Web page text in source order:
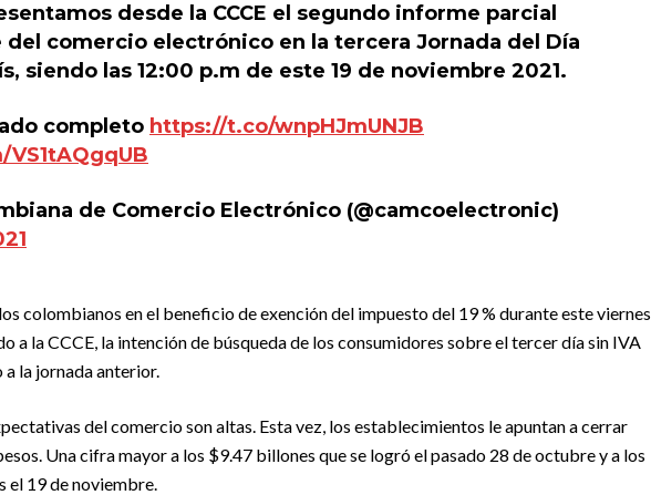
desde la CCCE el segundo informe parcial
del comercio electrónico en la tercera Jornada del Día
siendo las 12:00 p.m de este 19 de noviembre 2021.
completo https://t.co/wnpHJmUNJB
de Comercio Electrónico (@camcoelectronic)
colombianos en el beneficio de exención del impuesto del 19 % durante este viernes
a la CCCE, la intención de búsqueda de los consumidores sobre el tercer día sin IVA
a la jornada anterior.
del comercio son altas. Esta vez, los establecimientos le apuntan a cerrar
Una cifra mayor a los $9.47 billones que se logró el pasado 28 de octubre y a los
el 19 de noviembre.